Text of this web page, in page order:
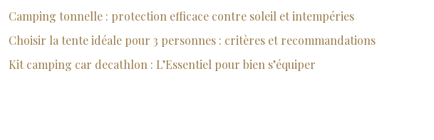
Camping tonnelle : protection efficace contre soleil et intempéries
Choisir la tente idéale pour 3 personnes : critères et recommandations
Kit camping car decathlon : L’Essentiel pour bien s’équiper